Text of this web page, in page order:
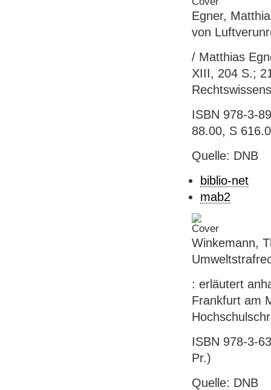
Egner,
von
/ Matthias
XIII, 204 S.;
ISBN 978-3-
88.00, S
Quelle: DNB
biblio-net
mab2
Winkemann,
: erläutert
Frankfurt am
ISBN 978-3-
Pr.)
Quelle: DNB